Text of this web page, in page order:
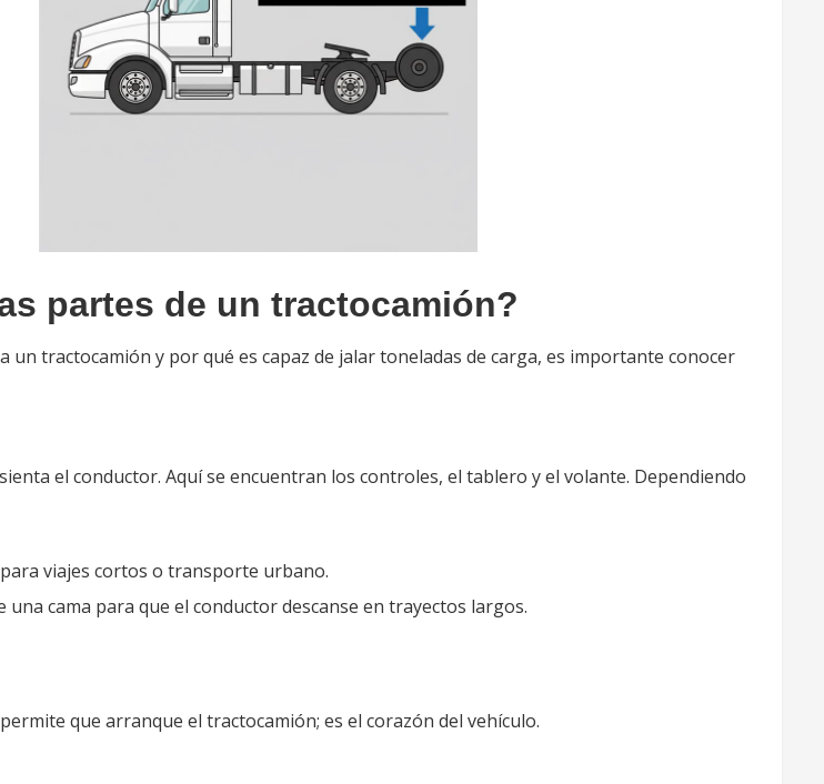
partes de un tractocamión?
un tractocamión y por qué es capaz de jalar toneladas de carga, es importante conocer
el conductor. Aquí se encuentran los controles, el tablero y el volante. Dependiendo
viajes cortos o transporte urbano.
una cama para que el conductor descanse en trayectos largos.
que arranque el tractocamión; es el corazón del vehículo.